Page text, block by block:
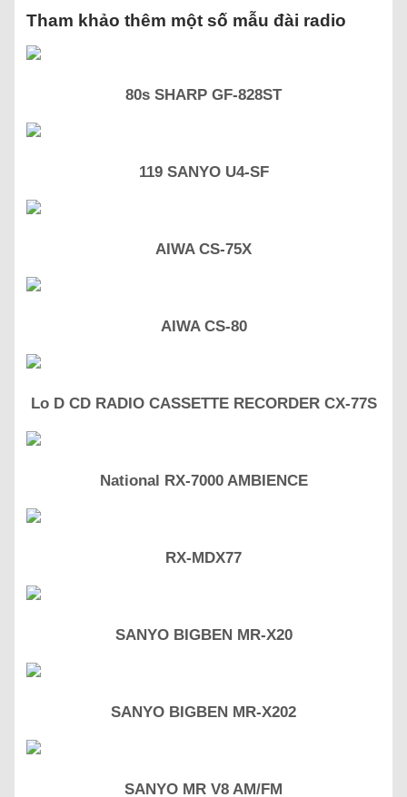
Tham khảo thêm một số mẫu đài radio
80s SHARP GF-828ST
119 SANYO U4-SF
AIWA CS-75X
AIWA CS-80
Lo D CD RADIO CASSETTE RECORDER CX-77S
National RX-7000 AMBIENCE
RX-MDX77
SANYO BIGBEN MR-X20
SANYO BIGBEN MR-X202
SANYO MR V8 AM/FM